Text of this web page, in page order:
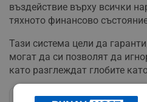
въздействие върху всички
тяхното финансово
Тази система цели да
могат да си позволят да
като разглеждат глобите